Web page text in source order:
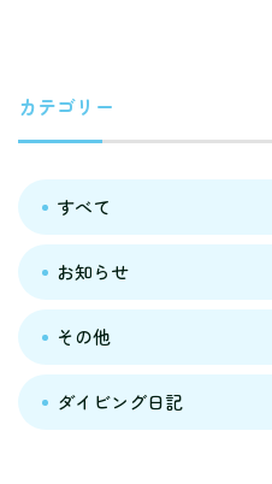
カテゴリー
すべて
お知らせ
その他
ダイビング日記